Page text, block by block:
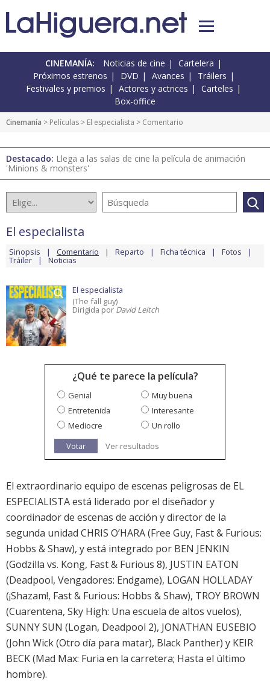
CINEMANÍA: Noticias de cine
Cartelera
Próximos estrenos
DVD Avances
Tráilers
Festivales y premios
Actores y actrices
Carteles
Box-office
Cinemanía > Películas > El especialista > Comentario
Destacado: Llega a las salas de cine la película de animación
'Minions & monsters'
El especialista
Sinopsis Comentario Reparto Ficha técnica Fotos
Tráiler Noticias
El especialista
(The fall guy)
Dirigida por David Leitch
¿Qué te parece la película?
Genial
Muy buena
Entretenida
Interesante
Mediocre
Un rollo
Votar
Ver resultados
El extraordinario equipo de escenas peligrosas de EL
ESPECIALISTA está liderado por el diseñador y
coordinador de escenas de acción y director de la
segunda unidad CHRIS O’HARA (Free Guy, Fast & Furious:
Hobbs & Shaw), y está integrado por BEN JENKIN
(Godzilla vs. Kong, Fast & Furious 8), JUSTIN EATON
(Deadpool, Vengadores: Endgame), LOGAN HOLLADAY
(¡Shazam!, Fast & Furious: Hobbs & Shaw), TROY BROWN
(Cuarentena, Sky High: Una escuela de altos vuelos),
SUNNY SUN (Logan, Deadpool 2), JONATHAN EUSEBIO
(John Wick (Otro día para matar), Black Panther) y KEIR
BECK (Mad Max: Furia en la carretera; Hasta el último
hombre).